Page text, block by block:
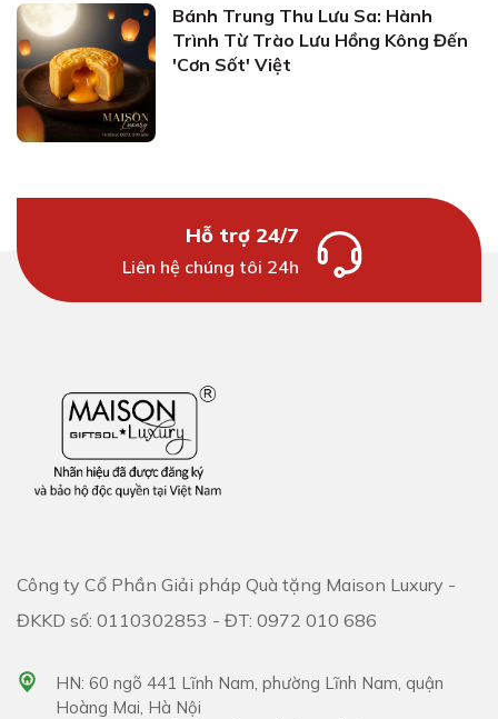
Bánh Trung Thu Lưu Sa: Hành
Trình Từ Trào Lưu Hồng Kông Đến
'Cơn Sốt' Việt
Hỗ trợ 24/7
Liên hệ chúng tôi 24h
Công ty Cổ Phần Giải pháp Quà tặng Maison Luxury -
ĐKKD số: 0110302853 - ĐT: 0972 010 686
HN: 60 ngõ 441 Lĩnh Nam, phường Lĩnh Nam, quận
Hoàng Mai, Hà Nội